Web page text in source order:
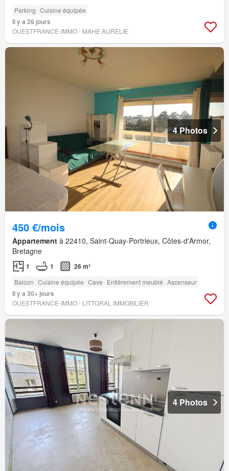
Parking Cuisine équipée
Il y a 26 jours
OUESTFRANCE-IMMO - MAHE AURELIE
4 Photos
450 €/mois
Appartement à 22410, Saint-Quay-Portrieux, Côtes-d'Armor,
Bretagne
1 1 26 m²
Balcon Cuisine équipée Cave Entièrement meublé Ascenseur
Il y a 30+ jours
OUESTFRANCE-IMMO - LITTORAL IMMOBILIER
4 Photos